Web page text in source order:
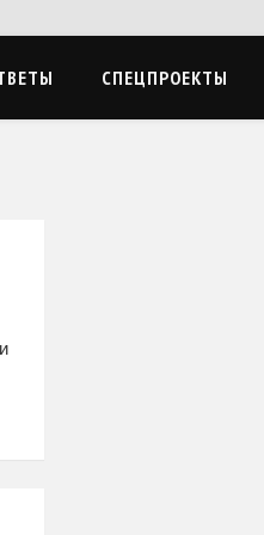
СПЕЦПРОЕКТЫ